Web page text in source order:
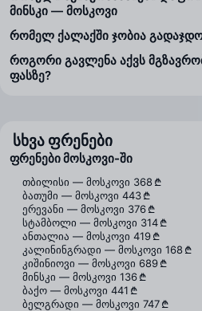
მინსკი — მოსკოვი
რომელ ქალაქში ჯობია
როგორი გავლენა აქვს
ფასზე?
სხვა ფრენები
ფრენები მოსკოვი-ში
თბილისი — მოსკოვი 368 ₾
ბათუმი — მოსკოვი 443 ₾
ერევანი — მოსკოვი 376 ₾
სტამბოლი — მოსკოვი 314 ₾
ანთალია — მოსკოვი 419 ₾
კალინინგრადი — მოსკოვი 168 ₾
კიშინიოვი — მოსკოვი 689 ₾
მინსკი — მოსკოვი 136 ₾
ბაქო — მოსკოვი 441 ₾
ბელგრადი — მოსკოვი 747 ₾